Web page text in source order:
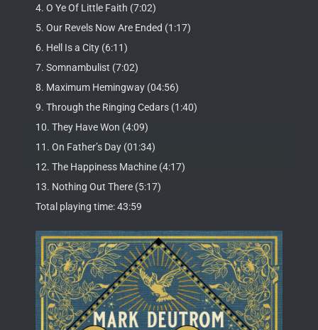
4. O Ye Of Little Faith (7:02)
5. Our Revels Now Are Ended (1:17)
6. Hell Is a City (6:11)
7. Somnambulist (7:02)
8. Maximum Hemingway (04:56)
9. Through the Ringing Cedars (1:40)
10. They Have Won (4:09)
11. On Father’s Day (01:34)
12. The Happiness Machine (4:17)
13. Nothing Out There (5:17)
Total playing time: 43:59